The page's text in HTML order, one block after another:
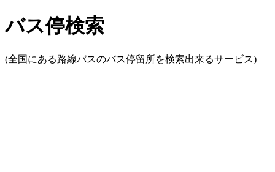
バス停検索
(全国にある路線バスのバス停留所を検索出来るサービス)